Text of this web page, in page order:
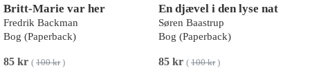
Britt-Marie var her
Fredrik Backman
Bog (Paperback)
85 kr ( 100 kr)
En djævel i den lyse nat
Søren Baastrup
Bog (Paperback)
85 kr ( 100 kr)